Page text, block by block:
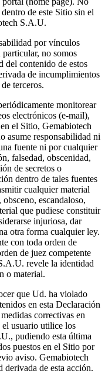
de este Sitio sin el
S.A.U.
por vínculos
no somos
del contenido de estos
de incumplimientos
terceros.
monitorear
electrónicos (e-mail),
el Sitio, Gemabiotech
asume responsabilidad ni
fuente ni por cualquier
falsedad, obscenidad,
de secretos o
dentro de tales fuentes
cualquier material
escandaloso,
que pudiese constituir
injuriosa, dar
otra forma cualquier ley.
con toda orden de
de juez competente
revele la identidad
o material.
que Ud. ha violado
en esta Declaración
correctivas en
usuario utilice los
pudiendo esta última
puestos en el Sitio por
aviso. Gemabiotech
de esta acción.